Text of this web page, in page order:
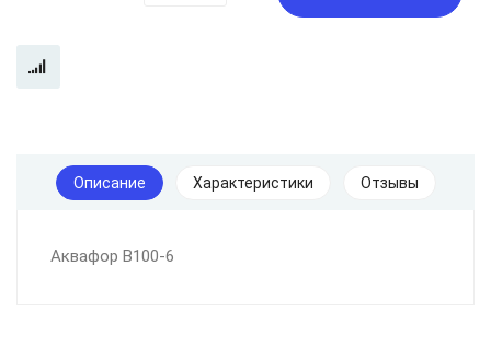
Описание Характеристики Отзывы
Аквафор В100-6